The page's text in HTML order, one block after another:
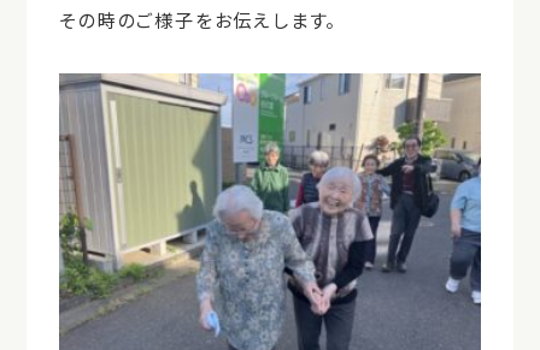
その時のご様子をお伝えします。